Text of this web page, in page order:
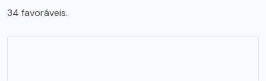
34 favoráveis.